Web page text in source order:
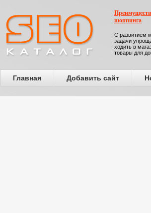
шоппинга
С развитием
задачи
ходить в
товары для
Главная Добавить сайт